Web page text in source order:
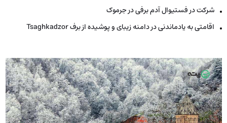
شرکت در فستیوال آدم برفی در جرموک
اقامتی به یادماندنی در دامنه زیبای و پوشیده از برف Tsaghkadzor